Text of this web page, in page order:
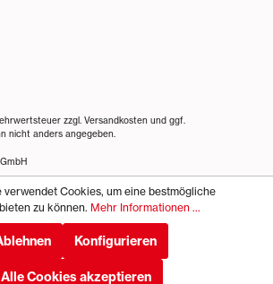
zzgl. Versandkosten und ggf.
nicht anders angegeben.
verwendet Cookies, um eine bestmögliche
zu können. Mehr Informationen ...
Konfigurieren
Alle Cookies akzeptieren